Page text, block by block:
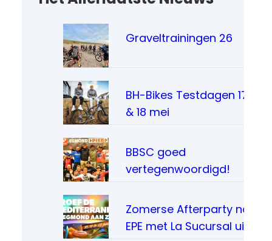
Graveltrainingen 26
BH-Bikes Testdagen 17
& 18 mei
BBSC goed
vertegenwoordigd!
Zomerse Afterparty na
EPE met La Sucursal uit